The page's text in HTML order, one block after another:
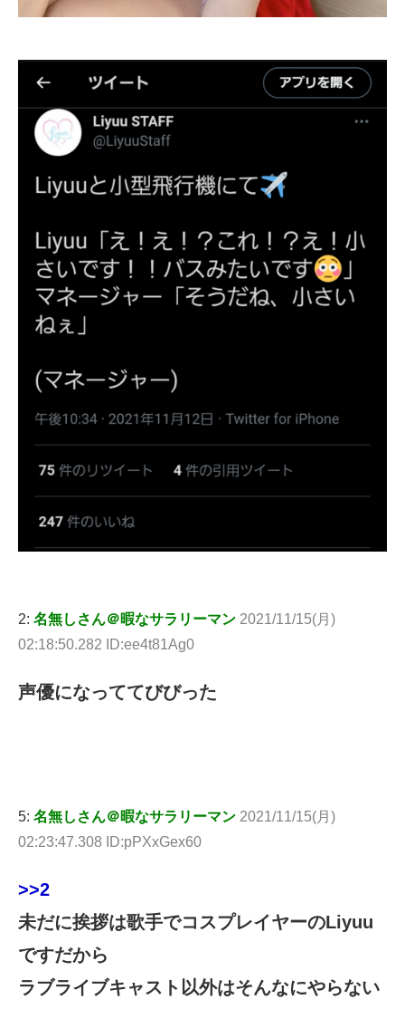
2: 名無しさん＠暇なサラリーマン 2021/11/15(月)
02:18:50.282 ID:ee4t81Ag0
声優になっててびびった
5: 名無しさん＠暇なサラリーマン 2021/11/15(月)
02:23:47.308 ID:pPXxGex60
>>2
未だに挨拶は歌手でコスプレイヤーのLiyuu
ですだから
ラブライブキャスト以外はそんなにやらない